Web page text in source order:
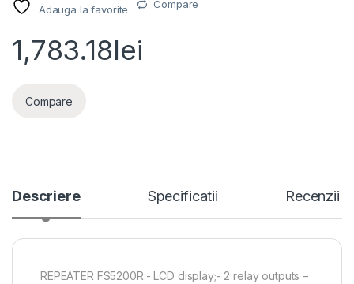
Adauga la favorite Compare
1,783.18lei
Compare
Descriere Specificatii Recenzii
REPEATER FS5200R:- LCD display;- 2 relay outputs –